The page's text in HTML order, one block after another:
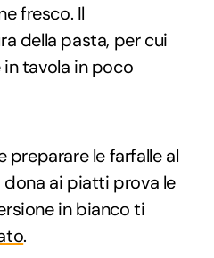
fresco. Il
della pasta, per cui
tavola in poco
preparare le farfalle al
dona ai piatti prova le
in bianco ti
.